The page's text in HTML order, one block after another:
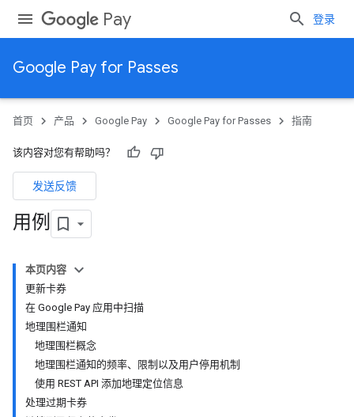
Pay 登录
Google Pay for Passes
首页 产品 Google Pay Google Pay for Passes 指南
该内容对您有帮助吗？
发送反馈
用例
本页内容
更新卡券
在 Google Pay 应用中扫描
地理围栏通知
地理围栏概念
地理围栏通知的频率、限制以及用户停用机制
使用 REST API 添加地理定位信息
处理过期卡券